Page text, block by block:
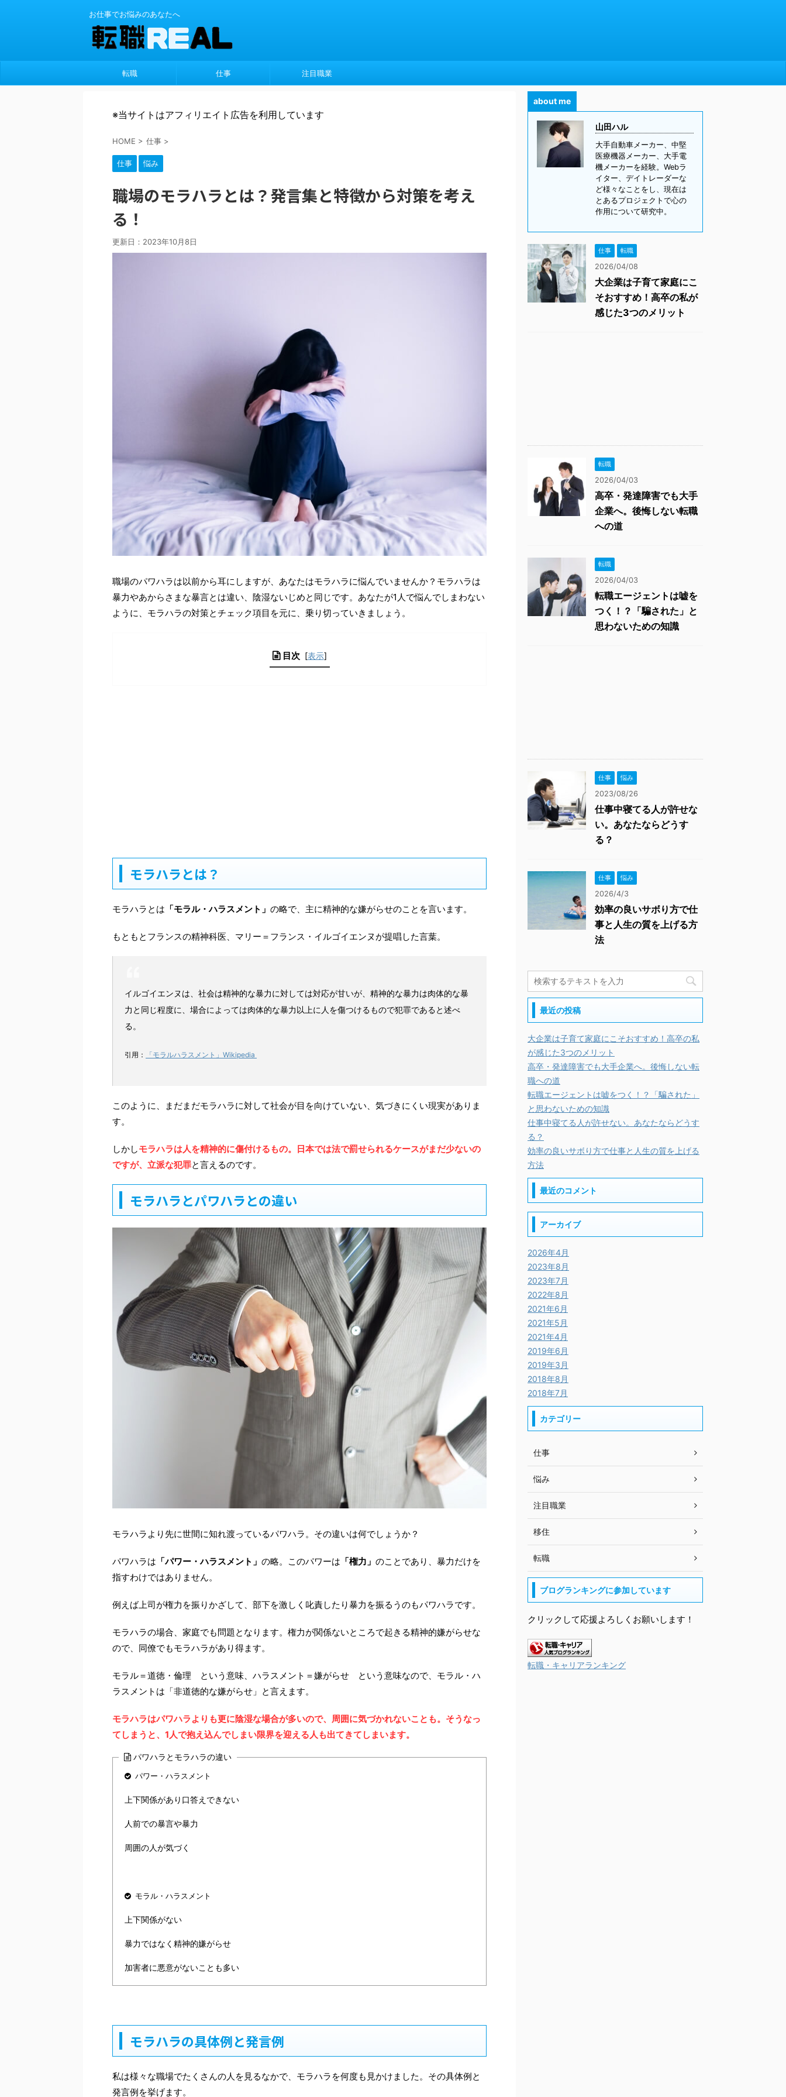
お仕事でお悩みのあなたへ
転職 仕事 注目職業
※当サイトはアフィリエイト広告を利用しています
HOME > 仕事 >
仕事 悩み
職場のモラハラとは？発言集と特徴から対策を考え
る！
更新日： 2023年10月8日
職場のパワハラは以前から耳にしますが、あなたはモラハラに悩んでいませんか？モラハラは
暴力やあからさまな暴言とは違い、陰湿ないじめと同じです。あなたが1人で悩んでしまわない
ように、モラハラの対策とチェック項目を元に、乗り切っていきましょう。
目次 [表示]
モラハラとは？
モラハラとは 「モラル・ハラスメント」 の略で、主に精神的な嫌がらせのことを言います。
もともとフランスの精神科医、マリー＝フランス・イルゴイエンヌが提唱した言葉。
イルゴイエンヌは、社会は精神的な暴力に対しては対応が甘いが、精神的な暴力は肉体的な暴
力と同じ程度に、場合によっては肉体的な暴力以上に人を傷つけるもので犯罪であると述べ
る。
引用： 「モラルハラスメント」Wikipedia
このように、まだまだモラハラに対して社会が目を向けていない、気づきにくい現実がありま
す。
しかしモラハラは人を精神的に傷付けるもの。日本では法で罰せられるケースがまだ少ないの
ですが、立派な犯罪と言えるのです。
モラハラとパワハラとの違い
モラハラより先に世間に知れ渡っているパワハラ。その違いは何でしょうか？
パワハラは 「パワー・ハラスメント」 の略。このパワーは 「権力」 のことであり、暴力だけを
指すわけではありません。
例えば上司が権力を振りかざして、部下を激しく叱責したり暴力を振るうのもパワハラです。
モラハラの場合、家庭でも問題となります。権力が関係ないところで起きる精神的嫌がらせな
ので、同僚でもモラハラがあり得ます。
モラル＝道徳・倫理 という意味、ハラスメント＝嫌がらせ という意味なので、モラル・ハ
ラスメントは「非道徳的な嫌がらせ」と言えます。
モラハラはパワハラよりも更に陰湿な場合が多いので、周囲に気づかれないことも。そうなっ
てしまうと、1人で抱え込んでしまい限界を迎える人も出てきてしまいます。
パワハラとモラハラの違い
パワー・ハラスメント
上下関係があり口答えできない
人前での暴言や暴力
周囲の人が気づく
モラル・ハラスメント
上下関係がない
暴力ではなく精神的嫌がらせ
加害者に悪意がないことも多い
モラハラの具体例と発言例
私は様々な職場でたくさんの人を見るなかで、モラハラを何度も見かけました。その具体例と
発言例を挙げます。
about me
山田ハル
大手自動車メーカー、中堅
医療機器メーカー、大手電
機メーカーを経験。Webラ
イター、デイトレーダーな
ど様々なことをし、現在は
とあるプロジェクトで心の
作用について研究中。
仕事 転職
2026/04/08
大企業は子育て家庭にこ
そおすすめ！高卒の私が
感じた3つのメリット
転職
2026/04/03
高卒・発達障害でも大手
企業へ。後悔しない転職
への道
転職
2026/04/03
転職エージェントは嘘を
つく！？「騙された」と
思わないための知識
仕事 悩み
2023/08/26
仕事中寝てる人が許せな
い。あなたならどうす
る？
仕事 悩み
2026/4/3
効率の良いサボり方で仕
事と人生の質を上げる方
法
最近の投稿
大企業は子育て家庭にこそおすすめ！高卒の私
が感じた3つのメリット
高卒・発達障害でも大手企業へ。後悔しない転
職への道
転職エージェントは嘘をつく！？「騙された」
と思わないための知識
仕事中寝てる人が許せない。あなたならどうす
る？
効率の良いサボり方で仕事と人生の質を上げる
方法
最近のコメント
アーカイブ
2026年4月
2023年8月
2023年7月
2022年8月
2021年6月
2021年5月
2021年4月
2019年6月
2019年3月
2018年8月
2018年7月
カテゴリー
仕事
悩み
注目職業
移住
転職
ブログランキングに参加しています
クリックして応援よろしくお願いします！
転職・キャリアランキング